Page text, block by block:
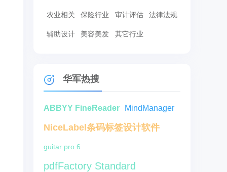
农业相关 保险行业 审计评估 法律法规
辅助设计 美容美发 其它行业
华军热搜
ABBYY FineReader MindManager
NiceLabel条码标签设计软件
guitar pro 6
pdfFactory Standard